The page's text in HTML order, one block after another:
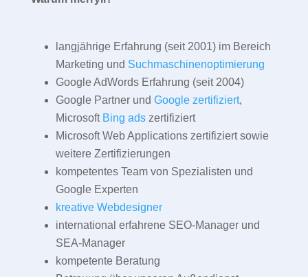
langjährige Erfahrung (seit 2001) im Bereich
Marketing und Suchmaschinenoptimierung
Google AdWords Erfahrung (seit 2004)
Google Partner und Google zertifiziert,
Microsoft Bing adszertifiziert
Microsoft Web Applications zertifiziert sowie
weitere Zertifizierungen
kompetentes Team von Spezialisten und
Google Experten
kreative Webdesigner
international erfahrene SEO-Manager und
SEA-Manager
kompetente Beratung